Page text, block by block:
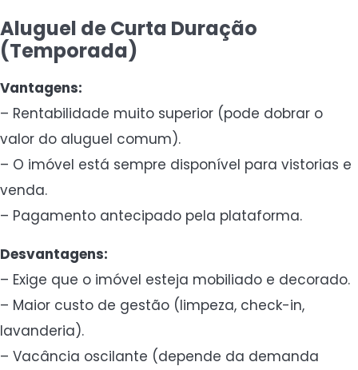
Aluguel de Curta Duração
(Temporada)
Vantagens:
– Rentabilidade muito superior (pode dobrar o
valor do aluguel comum).
– O imóvel está sempre disponível para vistorias e
venda.
– Pagamento antecipado pela plataforma.
Desvantagens:
– Exige que o imóvel esteja mobiliado e decorado.
– Maior custo de gestão (limpeza, check-in,
lavanderia).
– Vacância oscilante (depende da demanda